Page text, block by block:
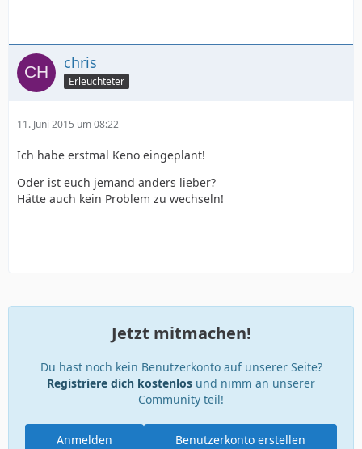
chris
Erleuchteter
11. Juni 2015 um 08:22
Ich habe erstmal Keno eingeplant!
Oder ist euch jemand anders lieber?
Hätte auch kein Problem zu wechseln!
Jetzt mitmachen!
Du hast noch kein Benutzerkonto auf unserer Seite?
Registriere dich kostenlos und nimm an unserer
Community teil!
Benutzerkonto erstellen
Anmelden